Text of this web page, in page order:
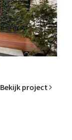
Bekijk project